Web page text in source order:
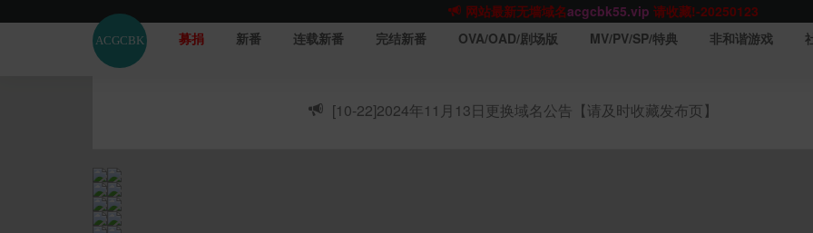
网站TG群聊t.me/acgbuster请收藏!
ACGCBK官方App
点击下载永不迷路！
ACGCBK官方App
点击下载 永不迷路！
募捐 新番 连载新番 完结新番 OVA/OAD/剧场版 MV/PV/SP/特典 非和谐游戏
[10-22]2024年11月13日更换域名公告【请及时收藏发布页】